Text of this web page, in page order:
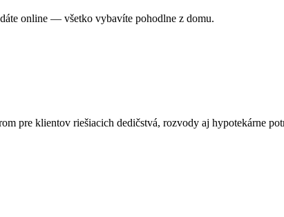
online — všetko vybavíte pohodlne z domu.
pre klientov riešiacich dedičstvá, rozvody aj hypotekárne